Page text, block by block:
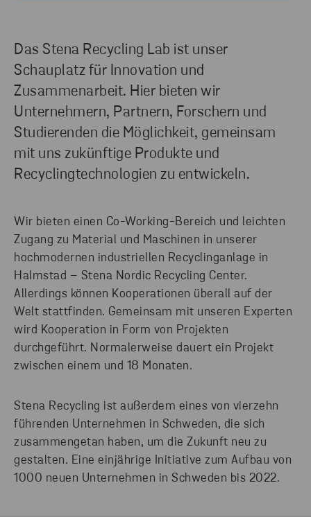
Das Stena Recycling Lab ist unser
Schauplatz für Innovation und
Zusammenarbeit. Hier bieten wir
Unternehmern, Partnern, Forschern und
Studierenden die Möglichkeit, gemeinsam
mit uns zukünftige Produkte und
Recyclingtechnologien zu entwickeln.
Wir bieten einen Co-Working-Bereich und leichten
Zugang zu Material und Maschinen in unserer
hochmodernen industriellen Recyclinganlage in
Halmstad – Stena Nordic Recycling Center.
Allerdings können Kooperationen überall auf der
Welt stattfinden. Gemeinsam mit unseren Experten
wird Kooperation in Form von Projekten
durchgeführt. Normalerweise dauert ein Projekt
zwischen einem und 18 Monaten.
Stena Recycling ist außerdem eines von vierzehn
führenden Unternehmen in Schweden, die sich
zusammengetan haben, um die Zukunft neu zu
gestalten. Eine einjährige Initiative zum Aufbau von
1000 neuen Unternehmen in Schweden bis 2022.
Fragen haben, wenden Sie sich an uns. Füllen Sie
einfach das Kontaktformular aus und einer unserer
Experten wird sich bei Ihnen melden.
KONTAKT AUFNEHMEN